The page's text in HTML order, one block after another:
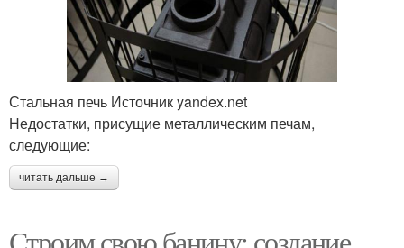
Стальная печь Источник yandex.net
Недостатки, присущие металлическим печам,
следующие:
читать дальше →